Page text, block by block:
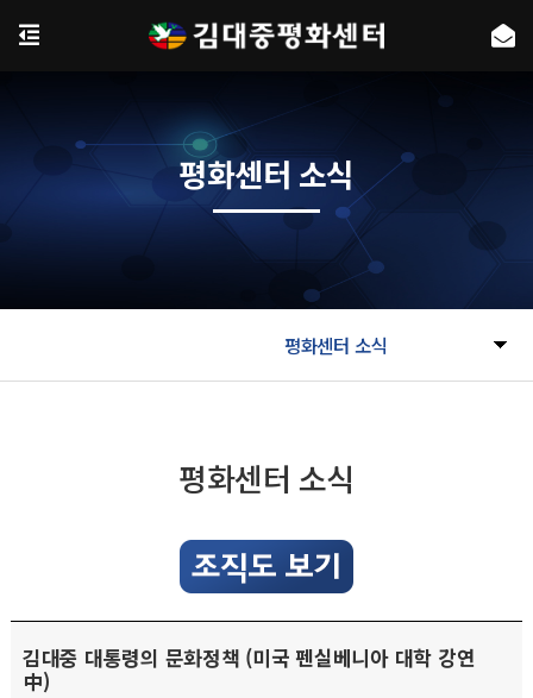
평화센터 소식
평화센터 소식
평화센터 소식
김대중 대통령의 문화정책 (미국 펜실베니아 대학 강연
中)